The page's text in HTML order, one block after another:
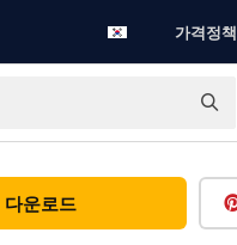
가격정책
다운로드